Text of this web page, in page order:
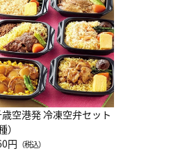
空港発 冷凍空弁セット
）
円 （税込）